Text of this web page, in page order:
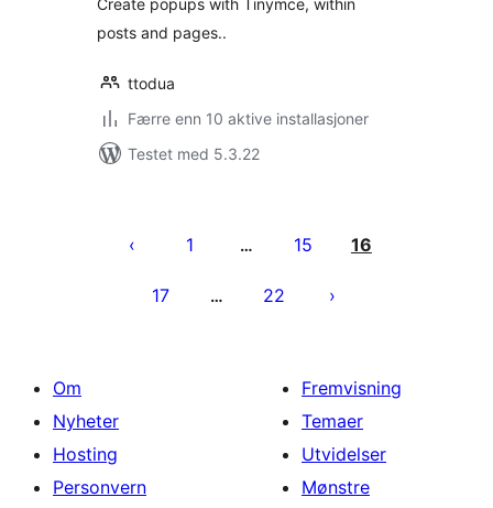
Create popups with Tinymce, within
posts and pages..
ttodua
Færre enn 10 aktive installasjoner
Testet med 5.3.22
1 … 15 16
17 … 22
Om
Nyheter
Hosting
Personvern
Fremvisning
Temaer
Utvidelser
Mønstre